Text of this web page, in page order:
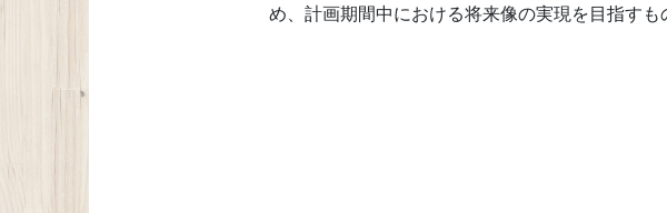
め、計画期間中における将来像の実現を目指す